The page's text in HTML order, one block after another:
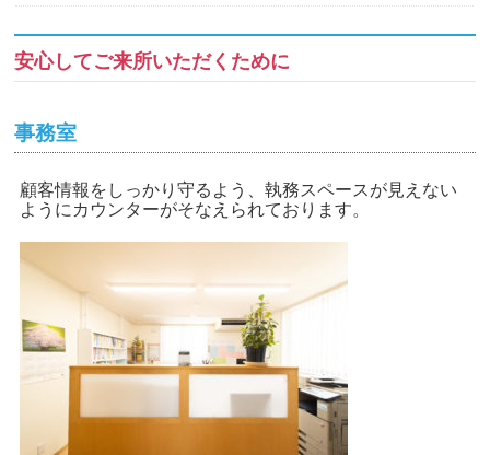
安心してご来所いただくために
事務室
顧客情報をしっかり守るよう、執務スペースが見えない
ようにカウンターがそなえられております。